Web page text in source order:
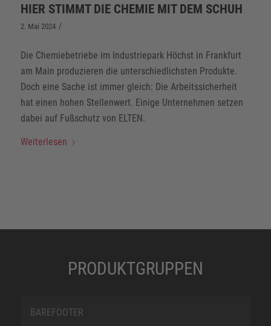
HIER STIMMT DIE CHEMIE MIT DEM SCHUH
2. Mai 2024 /
Die Chemiebetriebe im Industriepark Höchst in Frankfurt
am Main produzieren die unterschiedlichsten Produkte.
Doch eine Sache ist immer gleich: Die Arbeitssicherheit
hat einen hohen Stellenwert. Einige Unternehmen setzen
dabei auf Fußschutz von ELTEN.
Weiterlesen
PRODUKTGRUPPEN
BAREFOOTER